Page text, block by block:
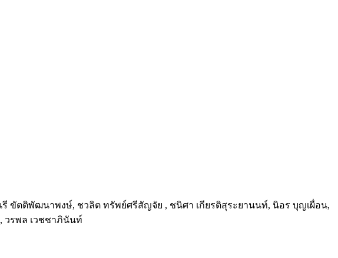
ขัตติพัฒนาพงษ์, ชวลิต ทรัพย์ศรีสัญจัย , ชนิศา เกียรติสุระยานนท์, นิอร บุญเผื่อน,
วรพล เวชชาภินันท์